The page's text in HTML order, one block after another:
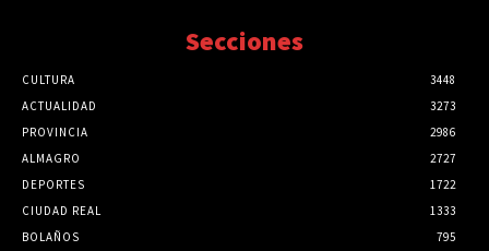
Secciones
CULTURA
3448
ACTUALIDAD
3273
PROVINCIA
2986
ALMAGRO
2727
DEPORTES
1722
CIUDAD REAL
1333
BOLAÑOS
795